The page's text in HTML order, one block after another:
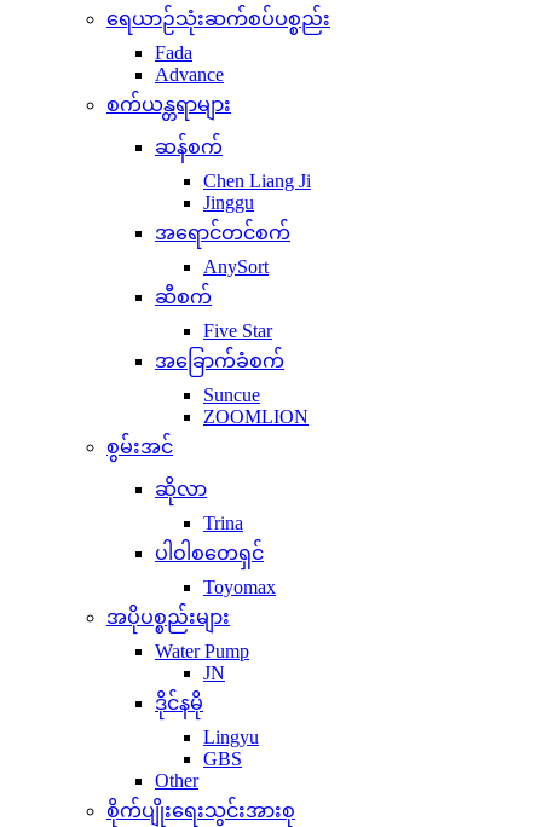
ရေယာဉ်သုံးဆက်စပ်ပစ္စည်း
Fada
Advance
စက်ယန္တရာများ
ဆန်စက်
Chen Liang Ji
Jinggu
အရောင်တင်စက်
AnySort
ဆီစက်
Five Star
အခြောက်ခံစက်
Suncue
ZOOMLION
စွမ်းအင်
ဆိုလာ
Trina
ပါဝါစတေရှင်
Toyomax
အပိုပစ္စည်းများ
Water Pump
JN
ဒိုင်နမို
Lingyu
GBS
Other
စိုက်ပျိုးရေးသွင်းအားစု